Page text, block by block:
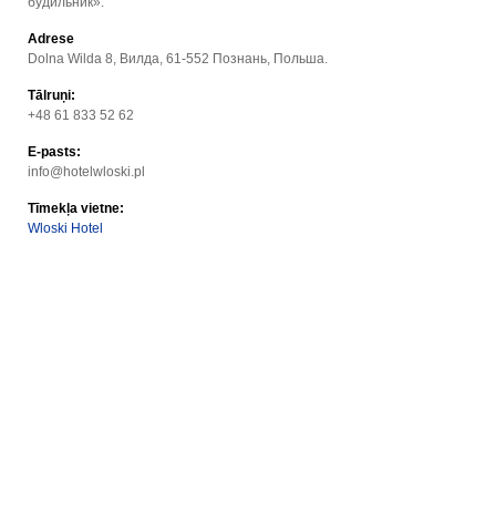
Adrese
Dolna Wilda 8, Вилда, 61-552 Познань, Польша.
Tālruņi:
+48 61 833 52 62
E-pasts:
info@hotelwloski.pl
Tīmekļa vietne:
Wloski Hotel